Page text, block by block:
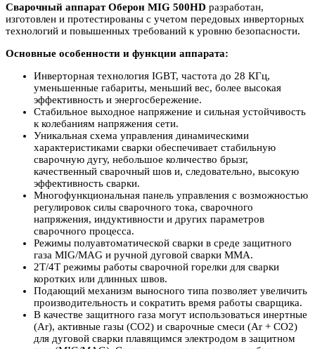
Сварочный аппарат Оберон MIG 500HD разработан,
изготовлен и протестированы с учетом передовых инверторных
технологий и повышенных требований к уровню безопасности.
Основные особенности и функции аппарата:
Инверторная технология IGBT, частота до 28 КГц,
уменьшенные габариты, меньший вес, более высокая
эффективность и энергосбережение.
Стабильное выходное напряжение и сильная устойчивость
к колебаниям напряжения сети.
Уникальная схема управления динамическими
характеристиками сварки обеспечивает стабильную
сварочную дугу, небольшое количество брызг,
качественный сварочный шов и, следовательно, высокую
эффективность сварки.
Многофункциональная панель управления с возможностью
регулировок силы сварочного тока, сварочного
напряжения, индуктивности и других параметров
сварочного процесса.
Режимы полуавтоматической сварки в среде защитного
газа MIG/MAG и ручной дуговой сварки MMA.
2Т/4Т режимы работы сварочной горелки для сварки
коротких или длинных швов.
Подающий механизм выносного типа позволяет увеличить
производительность и сократить время работы сварщика.
В качестве защитного газа могут использоваться инертные
(Ar), активные газы (CO2) и сварочные смеси (Ar + CO2)
для дуговой сварки плавящимся электродом в защитном